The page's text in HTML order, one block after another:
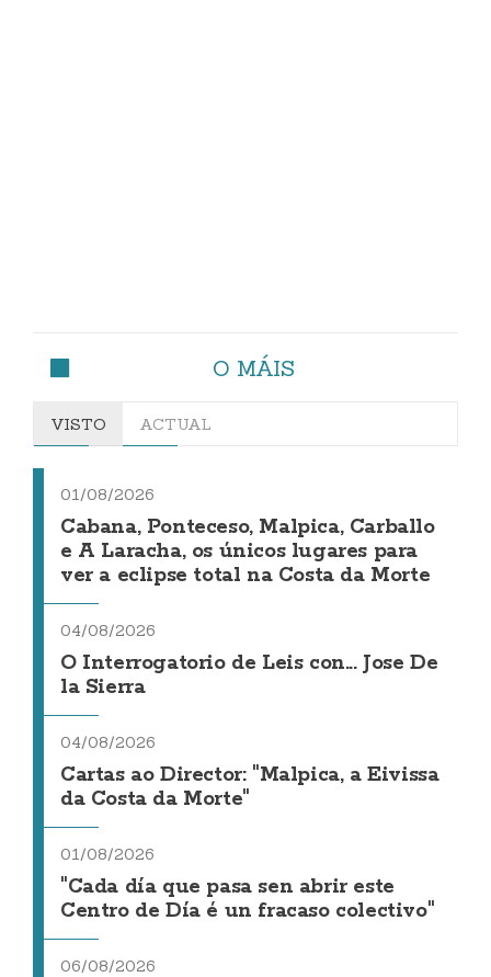
O MÁIS
VISTO ACTUAL
01/08/2026
Cabana, Ponteceso, Malpica, Carballo
e A Laracha, os únicos lugares para
ver a eclipse total na Costa da Morte
04/08/2026
O Interrogatorio de Leis con... Jose De
la Sierra
04/08/2026
Cartas ao Director: "Malpica, a Eivissa
da Costa da Morte"
01/08/2026
"Cada día que pasa sen abrir este
Centro de Día é un fracaso colectivo"
06/08/2026